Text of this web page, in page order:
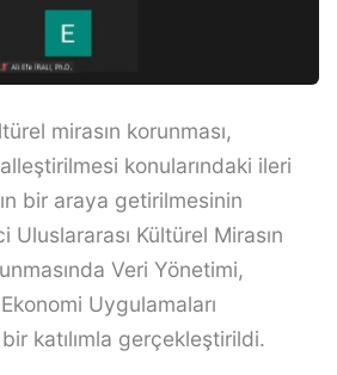
mirasın korunması,
konularındaki ileri
bir araya getirilmesinin
Uluslararası Kültürel Mirasın
Veri Yönetimi,
Uygulamaları
katılımla gerçekleştirildi.